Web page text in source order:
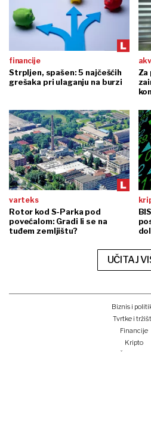
financije
Strpljen, spašen: 5 najčešćih
grešaka pri ulaganju na burzi
Za
varteks
Rotor kod S-Parka pod
povećalom: Gradi li se na
tuđem zemljištu?
UČITAJ
Biznis i
Tvrtke i
Financije
Kripto
Što i kako